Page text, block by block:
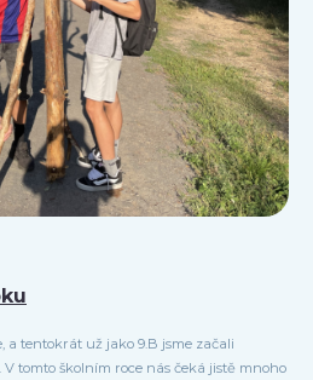
a tentokrát už jako 9.B jsme začali
V tomto školním roce nás čeká jistě mnoho